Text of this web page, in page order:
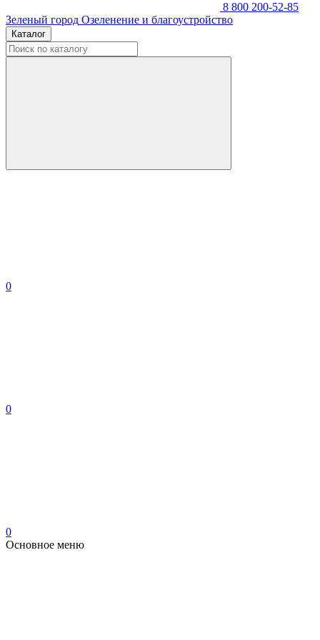
8 800 200-52-85
Зеленый город Озеленение и благоустройство
Каталог
0
0
0
Основное меню